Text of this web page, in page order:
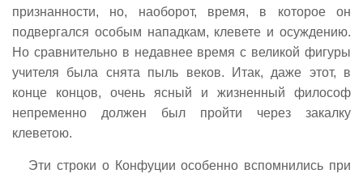
признанности, но, наоборот, время, в которое он
подвергался особым нападкам, клевете и осуждению.
Но сравнительно в недавнее время с великой фигуры
учителя была снята пыль веков. Итак, даже этот, в
конце концов, очень ясный и жизненный философ
непременно должен был пройти через закалку
клеветою.
Эти строки о Конфуции особенно вспомнились при